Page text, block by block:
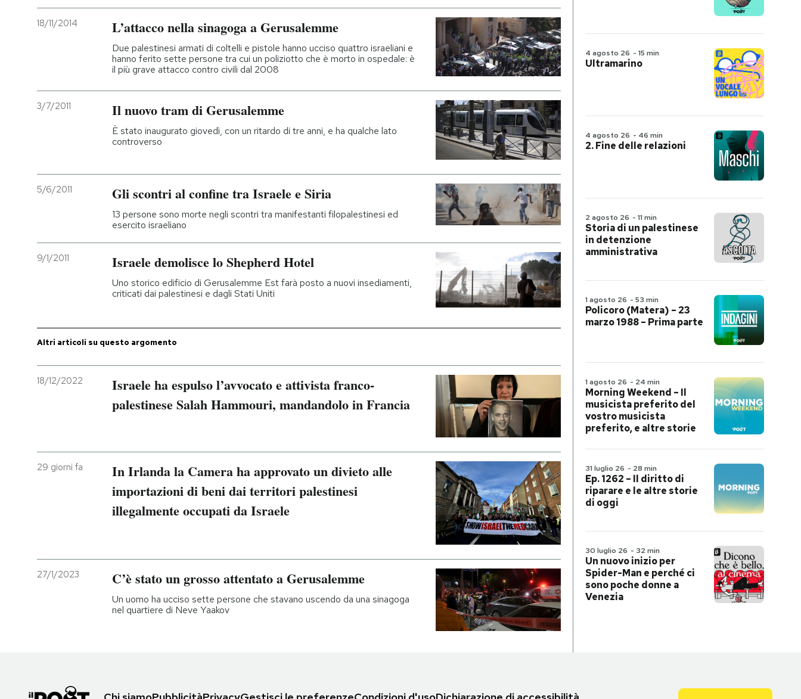
18/11/2014 L’attacco nella sinagoga a Gerusalemme
Due palestinesi armati di coltelli e pistole hanno ucciso quattro israeliani e
hanno ferito sette persone tra cui un poliziotto che è morto in ospedale: è
il più grave attacco contro civili dal 2008
3/7/2011 Il nuovo tram di Gerusalemme
È stato inaugurato giovedì, con un ritardo di tre anni, e ha qualche lato
controverso
5/6/2011 Gli scontri al confine tra Israele e Siria
13 persone sono morte negli scontri tra manifestanti filopalestinesi ed
esercito israeliano
9/1/2011 Israele demolisce lo Shepherd Hotel
Uno storico edificio di Gerusalemme Est farà posto a nuovi insediamenti,
criticati dai palestinesi e dagli Stati Uniti
Altri articoli su questo argomento
18/12/2022
Israele ha espulso l’avvocato e attivista franco-
palestinese Salah Hammouri, mandandolo in Francia
29 giorni fa
In Irlanda la Camera ha approvato un divieto alle
importazioni di beni dai territori palestinesi
illegalmente occupati da Israele
27/1/2023 C’è stato un grosso attentato a Gerusalemme
Un uomo ha ucciso sette persone che stavano uscendo da una sinagoga
nel quartiere di Neve Yaakov
4 agosto 26 - 15 min
Ultramarino
4 agosto 26 - 46 min
2. Fine delle relazioni
2 agosto 26 - 11 min
Storia di un palestinese
in detenzione
amministrativa
1 agosto 26 - 53 min
Policoro (Matera) – 23
marzo 1988 – Prima parte
1 agosto 26 - 24 min
Morning Weekend – Il
musicista preferito del
vostro musicista
preferito, e altre storie
31 luglio 26 - 28 min
Ep. 1262 – Il diritto di
riparare e le altre storie
di oggi
30 luglio 26 - 32 min
Un nuovo inizio per
Spider-Man e perché ci
sono poche donne a
Venezia